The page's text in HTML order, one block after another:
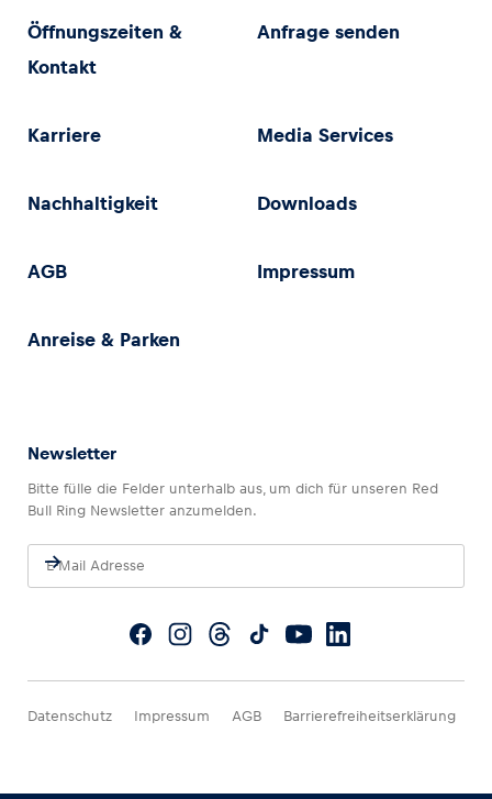
Öffnungszeiten &
Kontakt
Anfrage senden
Karriere Media Services
Nachhaltigkeit Downloads
AGB Impressum
Anreise & Parken
Newsletter
Bitte fülle die Felder unterhalb aus, um dich für unseren Red
Bull Ring Newsletter anzumelden.
Datenschutz Impressum AGB Barrierefreiheitserklärung